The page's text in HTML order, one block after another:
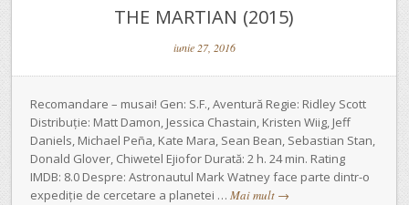
THE MARTIAN (2015)
iunie 27, 2016
Recomandare – musai! Gen: S.F., Aventură Regie: Ridley Scott
Distribuție: Matt Damon, Jessica Chastain, Kristen Wiig, Jeff
Daniels, Michael Peña, Kate Mara, Sean Bean, Sebastian Stan,
Donald Glover, Chiwetel Ejiofor Durată: 2 h. 24 min. Rating
IMDB: 8.0 Despre: Astronautul Mark Watney face parte dintr-o
expediție de cercetare a planetei … Mai mult →